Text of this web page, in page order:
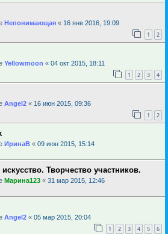
Непонимающая « 16 янв 2016, 19:09
1 2
Yellowmoon « 04 окт 2015, 18:11
1 2 3 4
Angel2 « 16 июн 2015, 09:36
1 2
ИринаВ « 09 июн 2015, 15:14
Творчество участников.
Марина123 « 31 мар 2015, 12:46
Angel2 « 05 мар 2015, 20:04
1 2 3 4 5 6